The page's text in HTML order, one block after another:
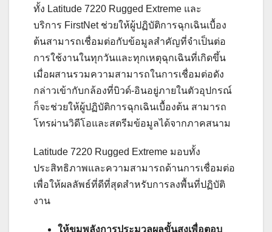
ทั้ง Latitude 7220 Rugged Extreme และ
บริการ FirstNet ช่วยให้ผู้ปฏิบัติการฉุกเฉินเบื้อง
ต้นสามารถเชื่อมต่อกับข้อมูลสำคัญที่จำเป็นต่อ
การใช้งานในทุกวันและทุกเหตุฉุกเฉินที่เกิดขึ้น
เมื่อผสานรวมความสามารถในการเชื่อมต่อดัง
กล่าวเข้ากับกล้องที่บิวด์-อินอยู่ภายในตัวอุปกรณ์
ก็จะช่วยให้ผู้ปฏิบัติการฉุกเฉินเบื้องต้น สามารถ
โทรผ่านวิดีโอและสตรีมข้อมูลได้จากภาคสนาม
Latitude 7220 Rugged Extreme มอบทั้ง
ประสิทธิภาพและความสามารถด้านการเชื่อมต่อ
เพื่อให้ผลลัพธ์ที่ดีที่สุดสำหรับการลงพื้นที่ปฏิบัติ
งาน
ให้ขุมพลังการประมวลผลขั้นสูงเพื่อตอบ